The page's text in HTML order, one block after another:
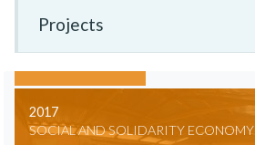
Projects
2017
SOCIAL AND SOLIDARITY ECONOMY